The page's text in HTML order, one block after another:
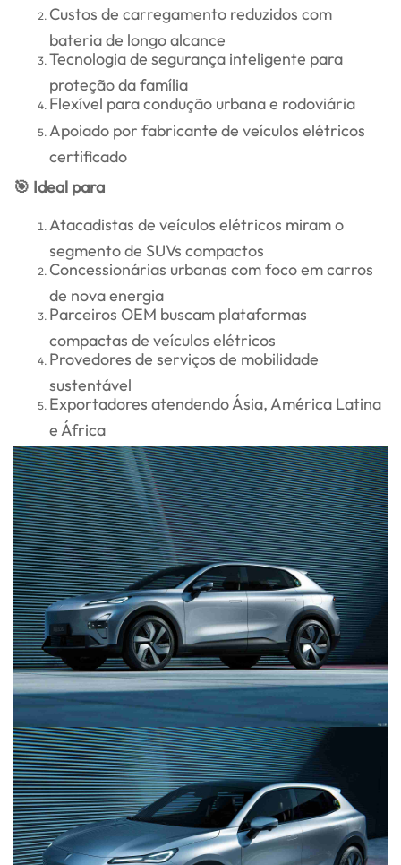
Custos de carregamento reduzidos com
bateria de longo alcance
Tecnologia de segurança inteligente para
proteção da família
Flexível para condução urbana e rodoviária
Apoiado por fabricante de veículos elétricos
certificado
🎯 Ideal para
Atacadistas de veículos elétricos miram o
segmento de SUVs compactos
Concessionárias urbanas com foco em carros
de nova energia
Parceiros OEM buscam plataformas
compactas de veículos elétricos
Provedores de serviços de mobilidade
sustentável
Exportadores atendendo Ásia, América Latina
e África